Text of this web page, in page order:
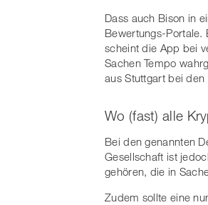
Dass auch Bison in
Bewertungs-Portale.
scheint die App bei
Sachen Tempo
aus Stuttgart bei
Wo (fast) alle
Bei den genannten
Gesellschaft ist
gehören, die in
Zudem sollte eine